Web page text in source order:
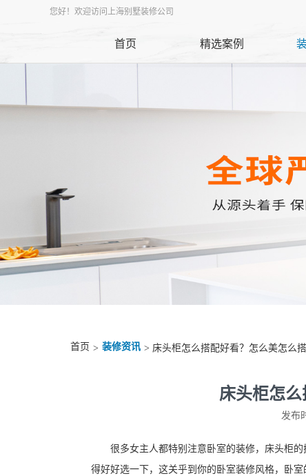
您好！欢迎访问上海别墅装修公司
首页 精选案例
首页 > 装修资讯 > 床头柜怎么搭配好看？怎么美怎么搭
床头柜怎
发布
很多女主人都特别注意卧室的装修，床头柜
得好好选一下，这关乎到你的卧室装修风格，卧